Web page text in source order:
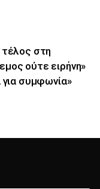
τέλος στη
ούτε ειρήνη»
συμφωνία»